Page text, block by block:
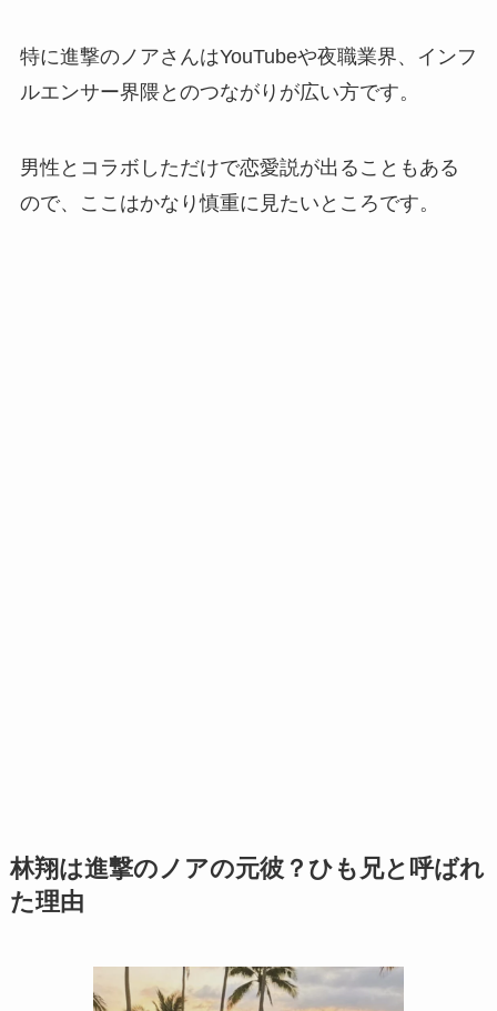
特に進撃のノアさんはYouTubeや夜職業界、インフ
ルエンサー界隈とのつながりが広い方です。
男性とコラボしただけで恋愛説が出ることもある
ので、ここはかなり慎重に見たいところです。
林翔は進撃のノアの元彼？ひも兄と呼ばれ
た理由